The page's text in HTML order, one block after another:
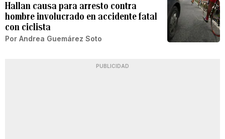
Hallan causa para arresto contra
hombre involucrado en accidente fatal
con ciclista
Por Andrea Guemárez Soto
PUBLICIDAD